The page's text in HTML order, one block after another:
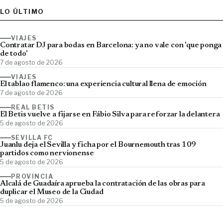
LO ÚLTIMO
VIAJES
Contratar DJ para bodas en Barcelona: ya no vale con 'que ponga
de todo'
7 de agosto de 2026
VIAJES
El tablao flamenco: una experiencia cultural llena de emoción
7 de agosto de 2026
REAL BETIS
El Betis vuelve a fijarse en Fábio Silva para reforzar la delantera
5 de agosto de 2026
SEVILLA FC
Juanlu deja el Sevilla y ficha por el Bournemouth tras 109
partidos como nervionense
5 de agosto de 2026
PROVINCIA
Alcalá de Guadaíra aprueba la contratación de las obras para
duplicar el Museo de la Ciudad
5 de agosto de 2026